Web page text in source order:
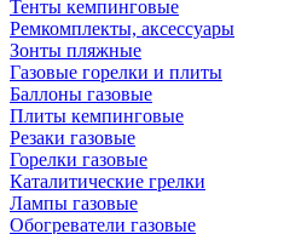
Тенты кемпинговые
Ремкомплекты, аксессуары
Зонты пляжные
Газовые горелки и плиты
Баллоны газовые
Плиты кемпинговые
Резаки газовые
Горелки газовые
Каталитические грелки
Лампы газовые
Обогреватели газовые